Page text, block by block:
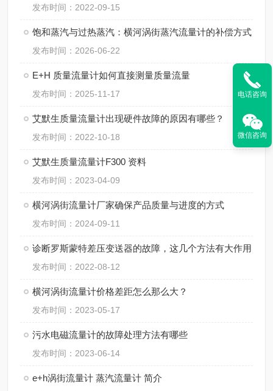
发布时间：2022-09-15
饱和蒸汽与过热蒸汽：横河涡街蒸汽流量计的补偿方式
发布时间：2026-06-22
E+H 质量流量计如何直接测量质量流量
发布时间：2025-11-17
艾默生质量流量计出现硬件故障的原因有哪些？
发布时间：2022-10-18
艾默生质量流量计F300 资料
发布时间：2023-04-09
横河涡街流量计厂家确保产品质量与进度的方式
发布时间：2024-09-11
诊断罗斯蒙特差压变送器的故障，这几个方法有大作用
发布时间：2022-08-12
横河涡街流量计价格差距怎么那么大？
发布时间：2023-05-17
污水电磁流量计的故障处理方法有哪些
发布时间：2023-06-14
e+h涡街流量计 蒸汽流量计 简介
电话咨询
微信咨询